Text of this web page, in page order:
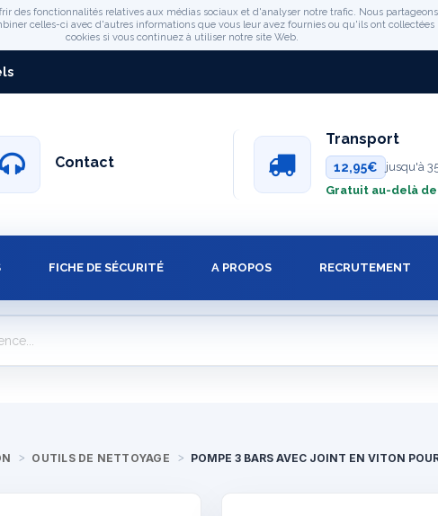
des fonctionnalités relatives aux médias sociaux et d'analyser notre trafic. Nous
celles-ci avec d'autres informations que vous leur avez fournies ou qu'ils ont collectées
cookies si vous continuez à utiliser notre site Web.
Contact
Transport
12,95€
jusqu'à
Gratuit au-delà de
FICHE DE SÉCURITÉ A PROPOS RECRUTEMENT
OUTILS DE NETTOYAGE POMPE 3 BARS AVEC JOINT EN VITON